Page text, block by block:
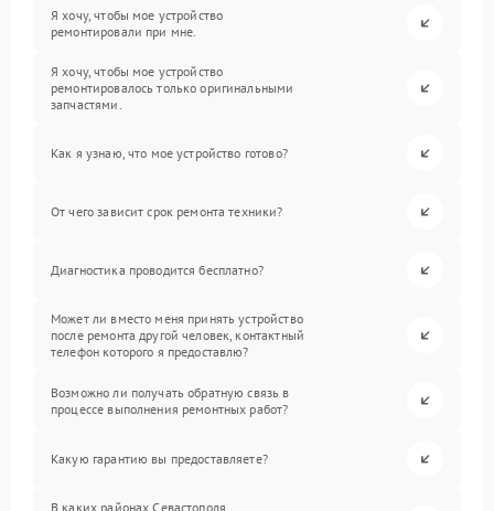
Я хочу, чтобы мое устройство
ремонтировали при мне.
Я хочу, чтобы мое устройство
ремонтировалось только оригинальными
запчастями.
Как я узнаю, что мое устройство готово?
От чего зависит срок ремонта техники?
Диагностика проводится бесплатно?
Может ли вместо меня принять устройство
после ремонта другой человек, контактный
телефон которого я предоставлю?
Возможно ли получать обратную связь в
процессе выполнения ремонтных работ?
Какую гарантию вы предоставляете?
В каких районах Севастополя